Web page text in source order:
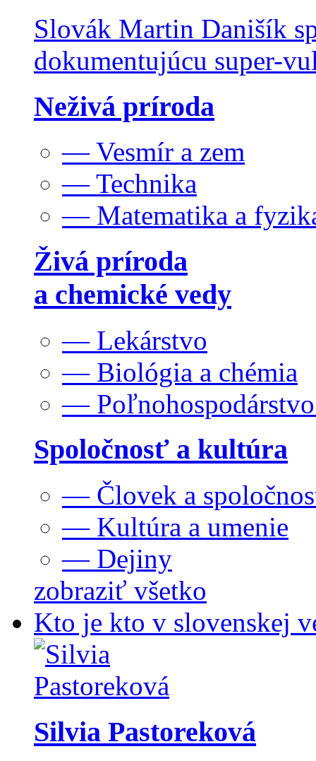
Slovák Martin Danišík
dokumentujúcu super-
Neživá príroda
— Vesmír a zem
— Technika
— Matematika a
Živá príroda
a chemické vedy
— Lekárstvo
— Biológia a chémia
—
Spoločnosť a kultúra
— Človek a
— Kultúra a umenie
— Dejiny
zobraziť všetko
Kto je kto v slovenskej
Silvia Pastoreková